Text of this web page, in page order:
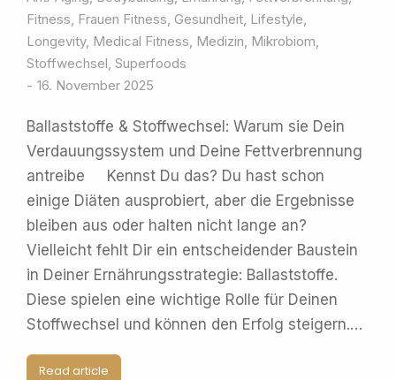
Fitness, Frauen Fitness, Gesundheit, Lifestyle,
Longevity, Medical Fitness, Medizin, Mikrobiom,
Stoffwechsel, Superfoods
16. November 2025
Ballaststoffe & Stoffwechsel: Warum sie Dein
Verdauungssystem und Deine Fettverbrennung
antreibe Kennst Du das? Du hast schon
einige Diäten ausprobiert, aber die Ergebnisse
bleiben aus oder halten nicht lange an?
Vielleicht fehlt Dir ein entscheidender Baustein
in Deiner Ernährungsstrategie: Ballaststoffe.
Diese spielen eine wichtige Rolle für Deinen
Stoffwechsel und können den Erfolg steigern.…
Read article